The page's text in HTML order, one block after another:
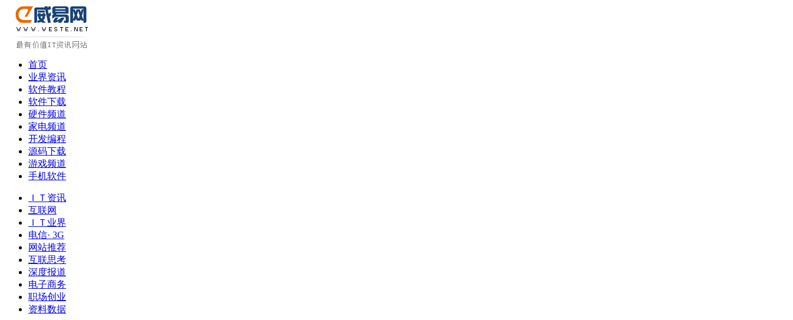
首页
业界资讯
软件教程
软件下载
硬件频道
家电频道
开发编程
源码下载
游戏频道
手机软件
ＩＴ资讯
互联网
ＩＴ业界
电信· 3G
网站推荐
互联思考
深度报道
电子商务
职场创业
资料数据